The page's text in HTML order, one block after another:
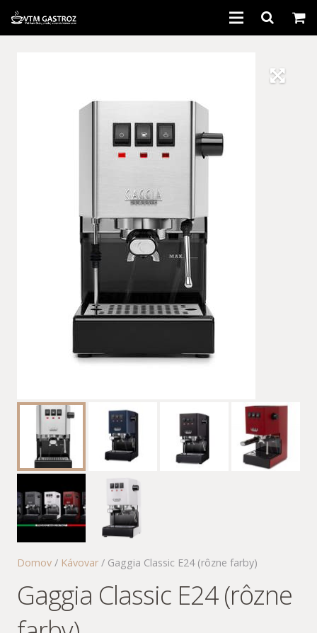
Domov / Kávovar / Gaggia Classic E24 (rôzne farby)
Gaggia Classic E24 (rôzne